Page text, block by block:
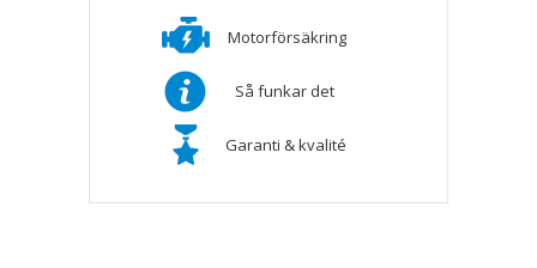
Motorförsäkring
Så funkar det
Garanti & kvalité